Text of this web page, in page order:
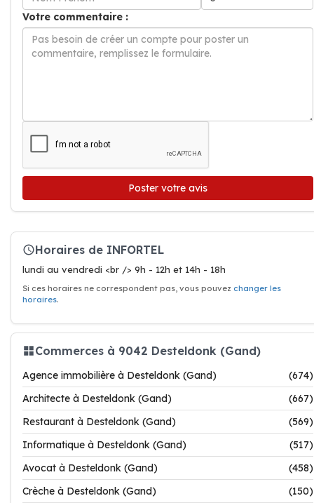
Votre commentaire :
Poster votre avis
Horaires de INFORTEL
lundi au vendredi <br /> 9h - 12h et 14h - 18h
Si ces horaires ne correspondent pas, vous pouvez changer les
horaires.
Commerces à 9042 Desteldonk (Gand)
Agence immobilière à Desteldonk (Gand)
(674)
Architecte à Desteldonk (Gand)
(667)
Restaurant à Desteldonk (Gand)
(569)
Informatique à Desteldonk (Gand)
(517)
Avocat à Desteldonk (Gand)
(458)
Crèche à Desteldonk (Gand)
(150)